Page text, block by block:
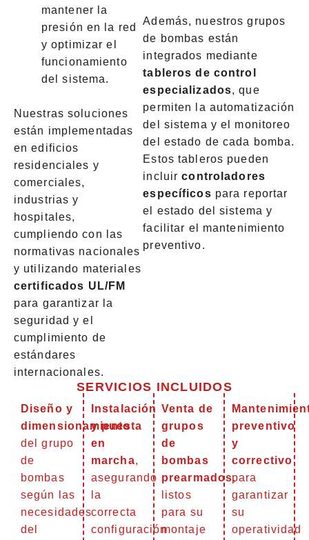
mantener la
presión en la red
y optimizar el
funcionamiento
del sistema.
Nuestras soluciones
están implementadas
en edificios
residenciales y
comerciales,
industrias y
hospitales,
cumpliendo con las
normativas nacionales
y utilizando materiales
certificados UL/FM
para garantizar la
seguridad y el
cumplimiento de
estándares
internacionales.
Además, nuestros grupos
de bombas están
integrados mediante
tableros de control
especializados, que
permiten la automatización
del sistema y el monitoreo
del estado de cada bomba.
Estos tableros pueden
incluircontroladores
específicos para reportar
el estado del sistema y
facilitar el mantenimiento
preventivo.
SERVICIOS INCLUIDOS
Diseño y
dimensionamiento
del grupo
de
bombas
según las
necesidades
del
Instalación
y puesta
en
marcha,
asegurando
la
correcta
configuración
Venta de
grupos
de
bombas
prearmados,
listos
para su
montaje
preventivo
y
correctivo
para
garantizar
su
operatividad